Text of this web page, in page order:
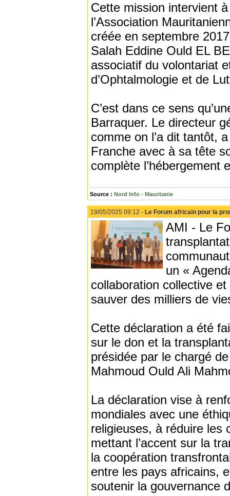
Cette mission intervient
l’Association
créée en septembre
Salah Eddine Ould EL
associatif du volontariat
d’Ophtalmologie et de
C’est dans ce sens
Barraquer. Le directeur
comme on l’a dit tantôt,
Franche avec à sa tête
complète l’hébergement
Source : Nord Info - Mauritanie
19/05/2025 09:12 - Le Forum africain pour la
AMI - Le
un «
collaboration collective
sauver des milliers de
Cette déclaration a été
sur le don et la
présidée par le chargé
Mahmoud Ould Ali
La déclaration vise à
mondiales avec une
religieuses, à réduire les
mettant l’accent sur la
la coopération
entre les pays africains,
soutenir la gouvernance